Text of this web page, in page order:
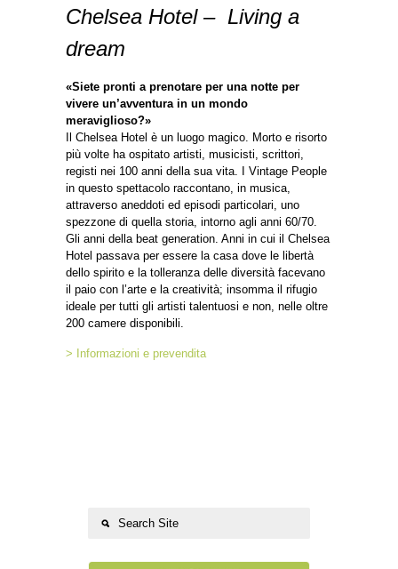
Chelsea Hotel – Living a
dream
«Siete pronti a prenotare per una notte per
vivere un’avventura in un mondo
meraviglioso?»
Il Chelsea Hotel è un luogo magico. Morto e risorto
più volte ha ospitato artisti, musicisti, scrittori,
registi nei 100 anni della sua vita. I Vintage People
in questo spettacolo raccontano, in musica,
attraverso aneddoti ed episodi particolari, uno
spezzone di quella storia, intorno agli anni 60/70.
Gli anni della beat generation. Anni in cui il Chelsea
Hotel passava per essere la casa dove le libertà
dello spirito e la tolleranza delle diversità facevano
il paio con l’arte e la creatività; insomma il rifugio
ideale per tutti gli artisti talentuosi e non, nelle oltre
200 camere disponibili.
> Informazioni e prevendita